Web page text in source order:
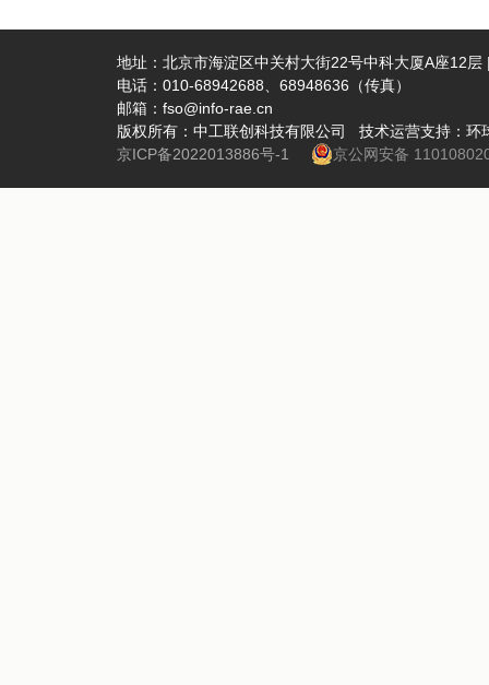
地址：北京市海淀区中关村大街22号中科大厦A座12层
电话：010-68942688、68948636（传真）
邮箱：fso@info-rae.cn
版权所有：中工联创科技有限公司 技术运营支持：
京ICP备2022013886号-1
京公网安备